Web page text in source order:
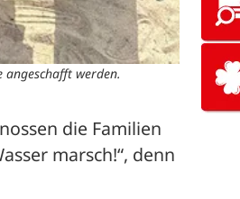
angeschafft werden.
die Familien
marsch!“, denn